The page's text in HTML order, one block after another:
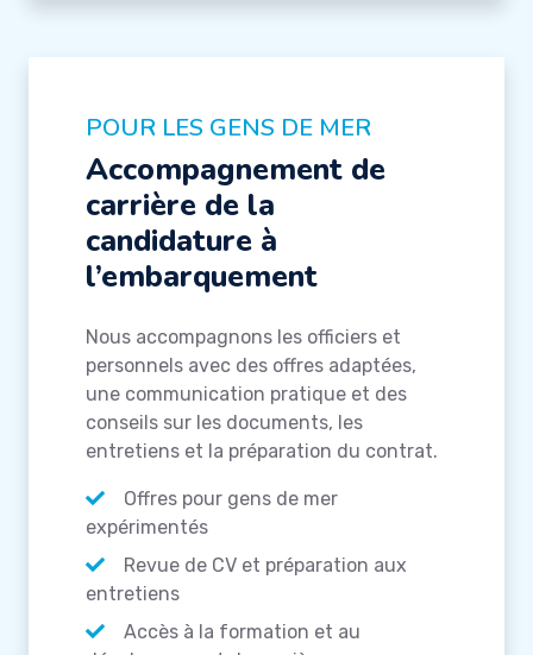
POUR LES GENS DE MER
Accompagnement de
carrière de la
candidature à
l’embarquement
Nous accompagnons les officiers et
personnels avec des offres adaptées,
une communication pratique et des
conseils sur les documents, les
entretiens et la préparation du contrat.
Offres pour gens de mer
expérimentés
Revue de CV et préparation aux
entretiens
Accès à la formation et au